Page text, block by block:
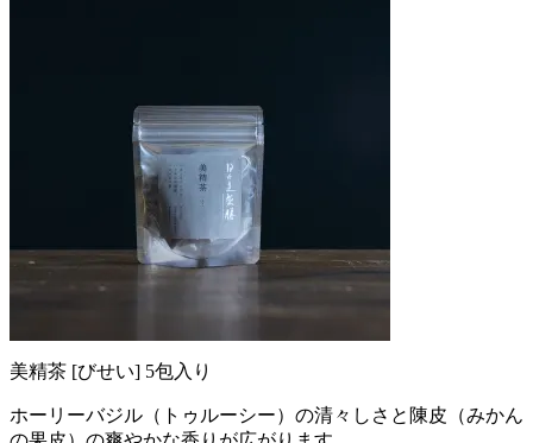
美精茶 [びせい] 5包入り
ホーリーバジル（トゥルーシー）の清々しさと陳皮（みかん